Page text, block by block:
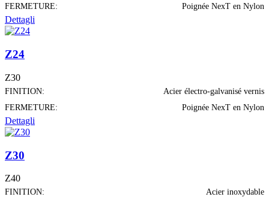
FERMETURE:
Poignée NexT en Nylon
Dettagli
Z24
Z30
FINITION:
Acier électro-galvanisé vernis
FERMETURE:
Poignée NexT en Nylon
Dettagli
Z30
Z40
FINITION:
Acier inoxydable